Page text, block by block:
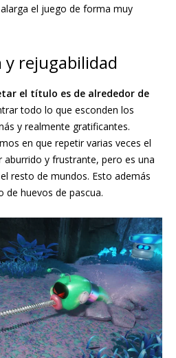
el juego de forma muy
y rejugabilidad
el título es de alrededor de
todo lo que esconden los
y realmente gratificantes.
en que repetir varias veces el
y frustrante, pero es una
resto de mundos. Esto además
de huevos de pascua.